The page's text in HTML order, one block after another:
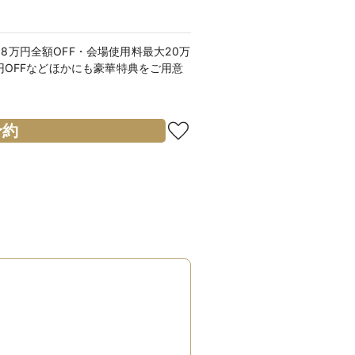
万円全額OFF・会場使用料最大20万
OFFなどほかにも豪華特典をご用意